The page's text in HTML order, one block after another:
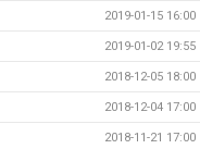
2019-01-15 16:00
2019-01-02 19:55
2018-12-05 18:00
2018-12-04 17:00
2018-11-21 17:00